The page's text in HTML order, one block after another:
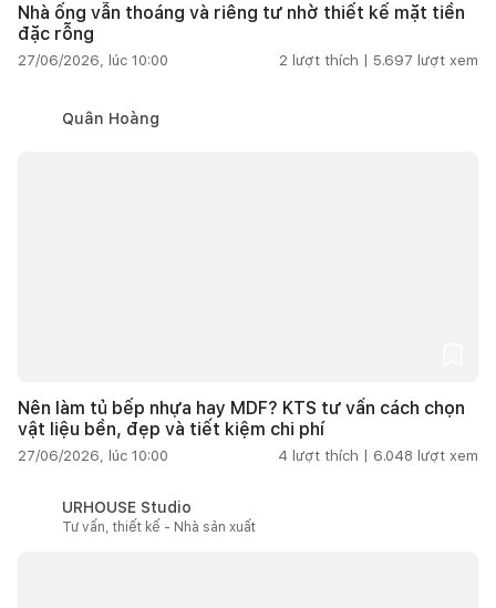
Nhà ống vẫn thoáng và riêng tư nhờ thiết kế mặt tiền
đặc rỗng
27/06/2026, lúc 10:00 2 lượt thích | 5.697 lượt xem
Quân Hoàng
Nên làm tủ bếp nhựa hay MDF? KTS tư vấn cách chọn
vật liệu bền, đẹp và tiết kiệm chi phí
27/06/2026, lúc 10:00 4 lượt thích | 6.048 lượt xem
URHOUSE Studio
Tư vấn, thiết kế - Nhà sản xuất